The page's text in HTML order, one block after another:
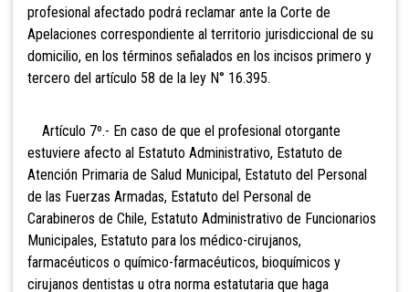
profesional afectado podrá reclamar ante la Corte de
Apelaciones correspondiente al territorio jurisdiccional de su
domicilio, en los términos señalados en los incisos primero y
tercero del artículo 58 de la ley N° 16.395.
Artículo 7º.- En caso de que el profesional otorgante
estuviere afecto al Estatuto Administrativo, Estatuto de
Atención Primaria de Salud Municipal, Estatuto del Personal
de las Fuerzas Armadas, Estatuto del Personal de
Carabineros de Chile, Estatuto Administrativo de Funcionarios
Municipales, Estatuto para los médico-cirujanos,
farmacéuticos o químico-farmacéuticos, bioquímicos y
cirujanos dentistas u otra norma estatutaria que haga